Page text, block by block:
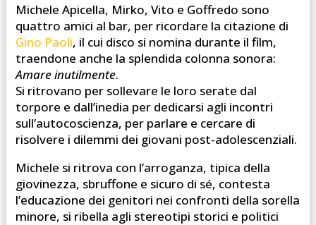
Michele Apicella, Mirko, Vito e Goffredo sono
quattro amici al bar, per ricordare la citazione di
Gino Paoli, il cui disco si nomina durante il film,
traendone anche la splendida colonna sonora:
Amare inutilmente.
Si ritrovano per sollevare le loro serate dal
torpore e dall’inedia per dedicarsi agli incontri
sull’autocoscienza, per parlare e cercare di
risolvere i dilemmi dei giovani post-adolescenziali.
Michele si ritrova con l’arroganza, tipica della
giovinezza, sbruffone e sicuro di sé, contesta
l’educazione dei genitori nei confronti della sorella
minore, si ribella agli stereotipi storici e politici